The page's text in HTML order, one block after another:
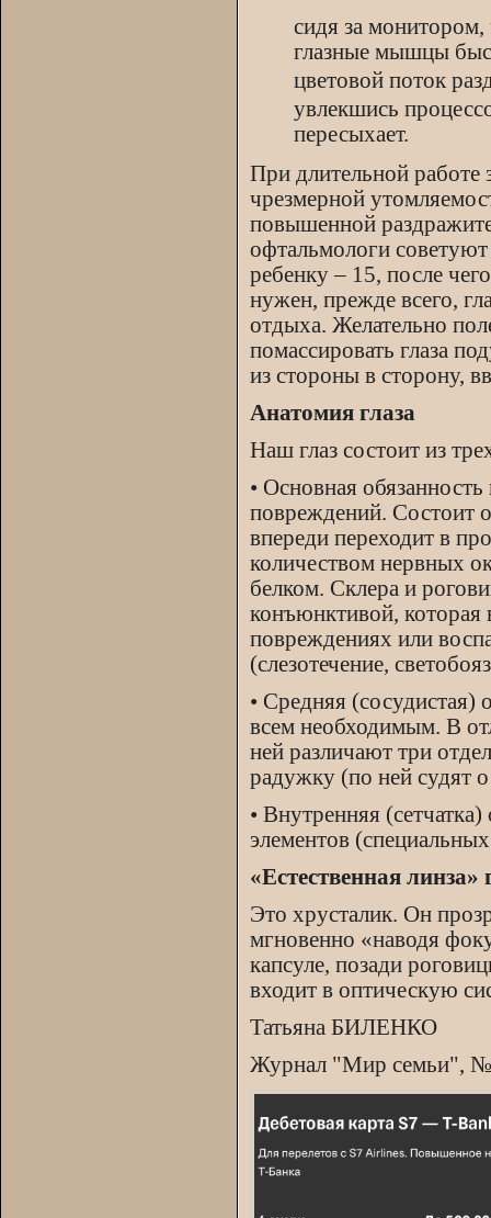
сидя за монитором,
глазные мышцы
цветовой поток
увлекшись
пересыхает.
При длительной работе
чрезмерной
повышенной
офтальмологи
ребенку – 15, после
нужен, прежде всего,
отдыха. Желательно
помассировать глаза
из стороны в сторону,
Анатомия глаза
Наш глаз состоит из
• Основная
повреждений. Состоит
впереди переходит в
количеством нервных
белком. Склера и
конъюнктивой, которая
повреждениях или
(слезотечение,
• Средняя (сосудистая)
всем необходимым. В
ней различают три
радужку (по ней судят о
• Внутренняя
элементов
«Естественная линза»
Это хрусталик. Он
мгновенно «наводя
капсуле, позади
входит в оптическую
Татьяна БИЛЕНКО
Журнал "Мир семьи",